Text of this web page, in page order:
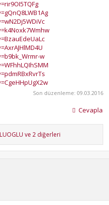
w
Son düzenleme: 09.03.2016
Cevapla
ve 2 diğerleri